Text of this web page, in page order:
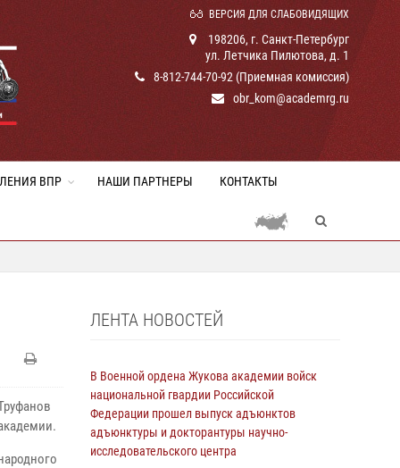
ВЕРСИЯ ДЛЯ СЛАБОВИДЯЩИХ
198206, г. Санкт-Петербург
ул. Летчика Пилютова, д. 1
8-812-744-70-92 (Приемная комиссия)
obr_kom@academrg.ru
ВПР НАШИ ПАРТНЕРЫ КОНТАКТЫ
ЛЕНТА НОВОСТЕЙ
В Военной ордена Жукова академии войск
национальной гвардии Российской
Федерации прошел выпуск адъюнктов
адъюнктуры и докторантуры научно-
исследовательского центра